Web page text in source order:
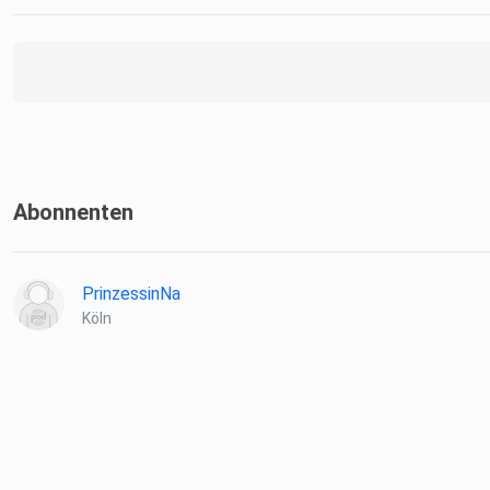
Abonnenten
PrinzessinNa
Köln